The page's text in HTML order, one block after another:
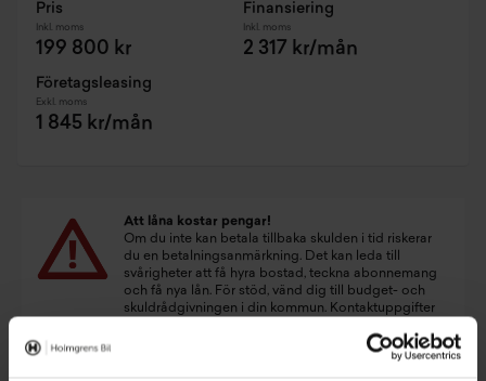
Pris
Inkl. moms
199 800 kr
Finansiering
Inkl. moms
2 317 kr/mån
Företagsleasing
Exkl. moms
1 845 kr/mån
Att låna kostar pengar!
Om du inte kan betala tillbaka skulden i tid riskerar
du en betalningsanmärkning. Det kan leda till
svårigheter att få hyra bostad, teckna abonnemang
och få nya lån. För stöd, vänd dig till budget- och
skuldrådgivningen i din kommun. Kontaktuppgifter